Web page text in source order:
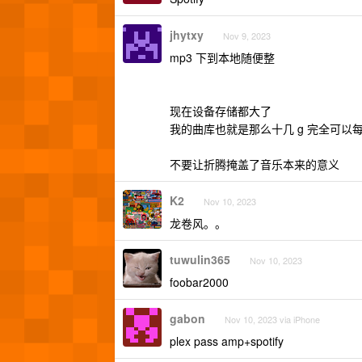
jhytxy Nov 9, 2023
mp3 下到本地随便整
现在设备存储都大了
我的曲库也就是那么十几 g 完全可以
不要让折腾掩盖了音乐本来的意义
K2 Nov 10, 2023
龙卷风。。
tuwulin365 Nov 10, 2023
foobar2000
gabon Nov 10, 2023 via iPhone
plex pass amp+spotify